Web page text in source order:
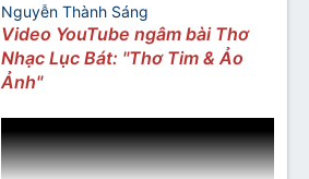
Nguồn: Thơ Nhạc Nhất Lang
Nguyễn Thành Sáng
Video YouTube ngâm bài Thơ
Nhạc Lục Bát: "Thơ Tim & Ảo
Ảnh"